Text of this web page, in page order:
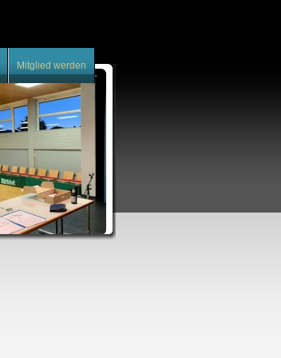
Mitglied werden